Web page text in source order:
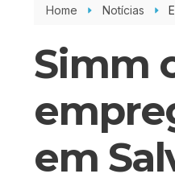
Home Notícias
Simm
em